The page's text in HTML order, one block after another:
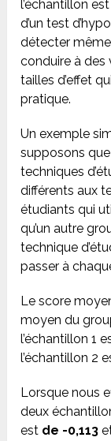
l’échantillon
d’un test
détecter
conduire à des
tailles d’effet
pratique.
Un exemple
supposons
techniques
différents aux
étudiants qui
qu’un autre
technique
passer à
Le score
moyen du
l’échantillon 1
l’échantillon 2
Lorsque nous
deux
est de -0,113